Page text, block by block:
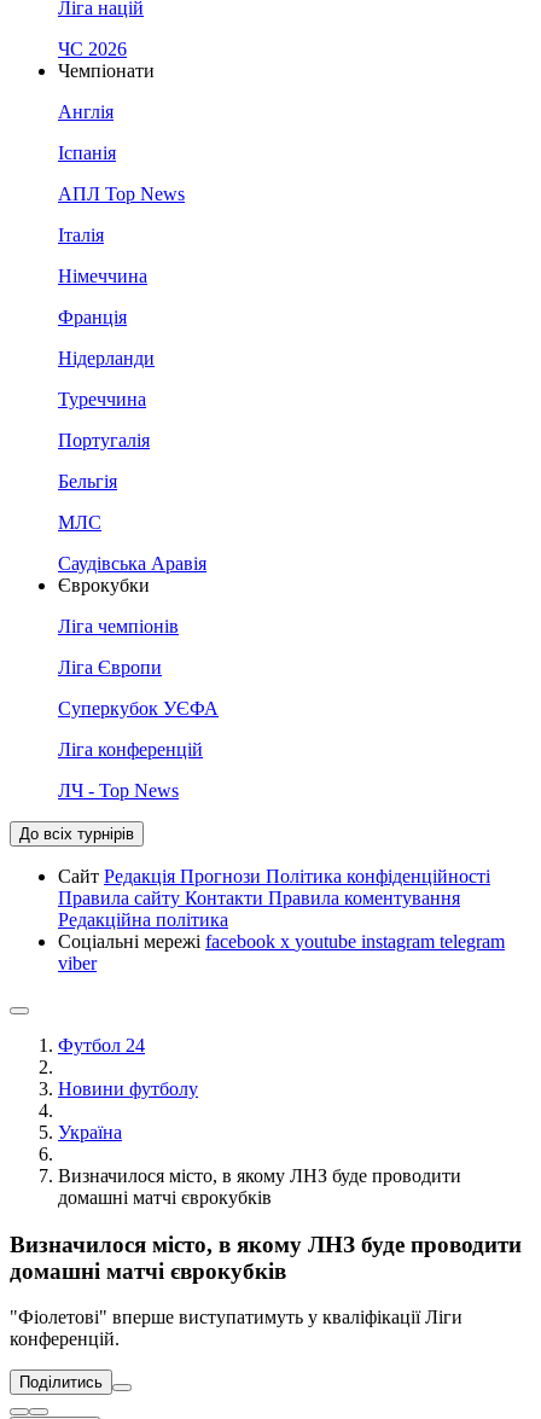
Ліга націй
ЧС 2026
Чемпіонати
Англія
Іспанія
АПЛ Top News
Італія
Німеччина
Франція
Нідерланди
Туреччина
Португалія
Бельгія
МЛС
Саудівська Аравія
Єврокубки
Ліга чемпіонів
Ліга Європи
Суперкубок УЄФА
Ліга конференцій
ЛЧ - Top News
До всіх турнірів
Сайт Редакція Прогнози Політика конфіденційності
Правила сайту Контакти Правила коментування
Редакційна політика
Соціальні мережі facebook x youtube instagram telegram
viber
Футбол 24
Новини футболу
Україна
Визначилося місто, в якому ЛНЗ буде проводити
домашні матчі єврокубків
Визначилося місто, в якому ЛНЗ буде проводити
домашні матчі єврокубків
"Фіолетові" вперше виступатимуть у кваліфікації Ліги
конференцій.
Поділитись